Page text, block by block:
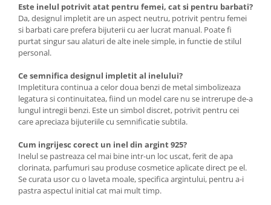
Este inelul potrivit atat pentru femei, cat si pentru barbati?
Da, designul impletit are un aspect neutru, potrivit pentru femei
si barbati care prefera bijuterii cu aer lucrat manual. Poate fi
purtat singur sau alaturi de alte inele simple, in functie de stilul
personal.
Ce semnifica designul impletit al inelului?
Impletitura continua a celor doua benzi de metal simbolizeaza
legatura si continuitatea, fiind un model care nu se intrerupe de-a
lungul intregii benzi. Este un simbol discret, potrivit pentru cei
care apreciaza bijuteriile cu semnificatie subtila.
Cum ingrijesc corect un inel din argint 925?
Inelul se pastreaza cel mai bine intr-un loc uscat, ferit de apa
clorinata, parfumuri sau produse cosmetice aplicate direct pe el.
Se curata usor cu o laveta moale, specifica argintului, pentru a-i
pastra aspectul initial cat mai mult timp.